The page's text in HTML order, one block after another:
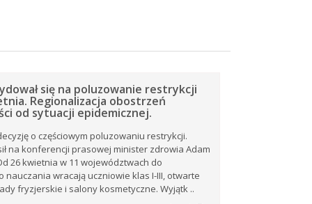
się na poluzowanie restrykcji
Regionalizacja obostrzeń
od sytuacji epidemicznej.
o częściowym poluzowaniu restrykcji.
na konferencji prasowej minister zdrowia Adam
26 kwietnia w 11 województwach do
nauczania wracają uczniowie klas I-III, otwarte
fryzjerskie i salony kosmetyczne. Wyjątk ..